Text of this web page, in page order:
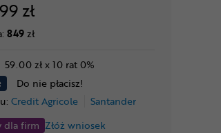
zł
849zł
59.00 zł x 10 rat 0%
Do nie płacisz!
Credit Agricole
Santander
firm Złóż wniosek